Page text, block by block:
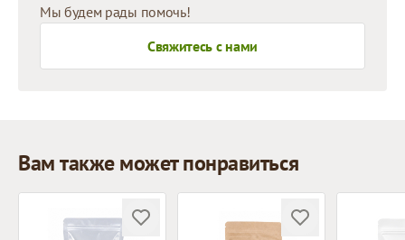
Мы будем рады помочь!
Свяжитесь с нами
Вам также может понравиться